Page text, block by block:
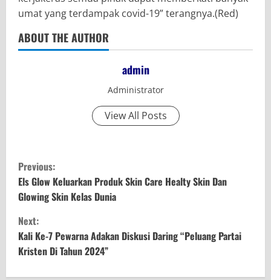
umat yang terdampak covid-19” terangnya.(Red)
ABOUT THE AUTHOR
admin
Administrator
View All Posts
C
o
n
t
i
Previous:
Els Glow Keluarkan Produk Skin Care Healty Skin Dan
Glowing Skin Kelas Dunia
Next:
Kali Ke-7 Pewarna Adakan Diskusi Daring “Peluang Partai
Kristen Di Tahun 2024”